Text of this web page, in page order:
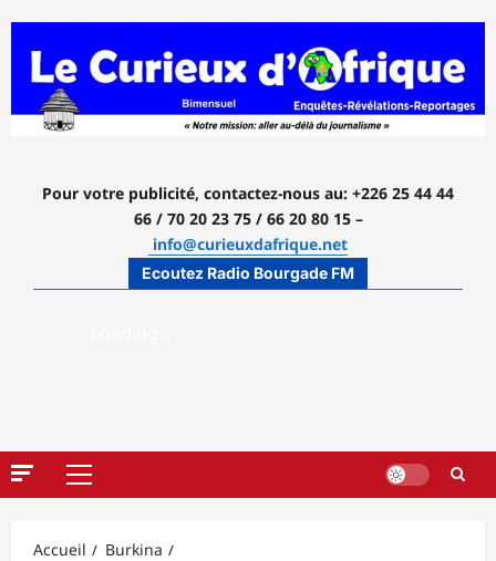
contenu
Pour votre publicité, contactez-nous au: +226 25 44 44
66 / 70 20 23 75 / 66 20 80 15 –
info@curieuxdafrique.net
Ecoutez Radio Bourgade FM
Menu
Accueil
Burkina